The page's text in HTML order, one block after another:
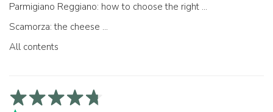
Parmigiano Reggiano: how to choose the right one
Scamorza: the cheese ...
All contents